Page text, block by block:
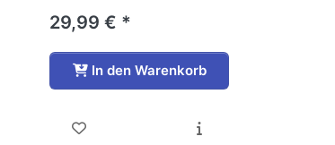
29,99 € *
In den Warenkorb